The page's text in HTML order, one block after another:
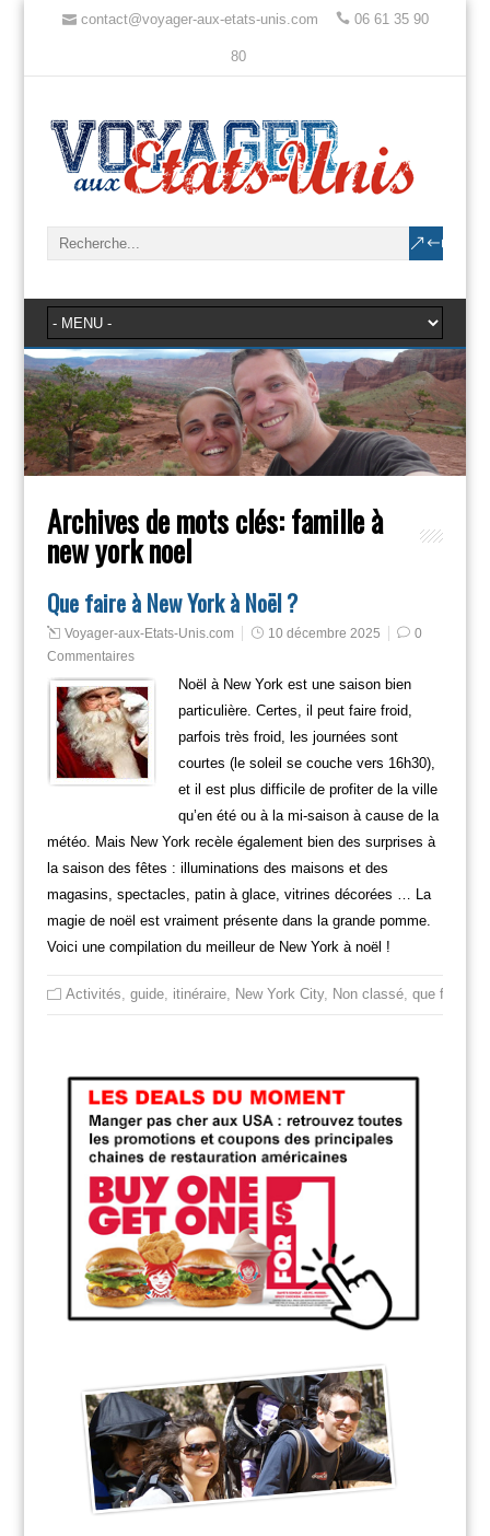
contact@voyager-aux-etats-unis.com 06 61 35 90
80
Archives de mots clés:famille à
new york noel
Que faire à New York à Noël ?
Voyager-aux-Etats-Unis.com 10 décembre 2025
0
Commentaires
Noël à New York est une saison bien
particulière. Certes, il peut faire froid,
parfois très froid, les journées sont
courtes (le soleil se couche vers 16h30),
et il est plus difficile de profiter de la ville
qu’en été ou à la mi-saison à cause de la
météo. Mais New York recèle également bien des surprises à
la saison des fêtes : illuminations des maisons et des
magasins, spectacles, patin à glace, vitrines décorées … La
magie de noël est vraiment présente dans la grande pomme.
Voici une compilation du meilleur de New York à noël !
Activités guide, itinéraire, New York City, Non classé, que faire à